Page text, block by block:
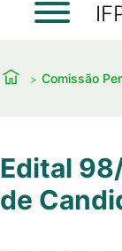
Comissão
Edital
de